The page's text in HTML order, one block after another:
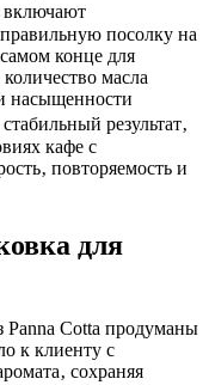
включают
посолку на
конце для
масла
насыщенности
результат‚
кафе с
повторяемость и
для
Panna Cotta продуманы
к клиенту с
сохраняя